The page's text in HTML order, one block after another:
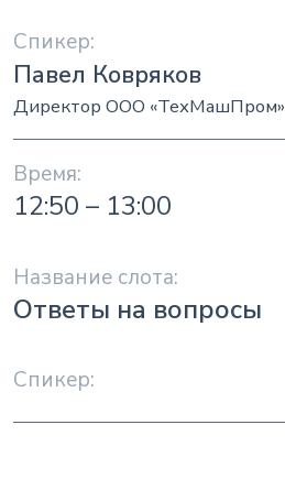
Павел Ковряков
Директор ООО «ТехМашПром»
12:50 – 13:00
Ответы на вопросы